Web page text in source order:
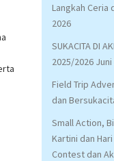
Langkah Ceria
2026
SUKACITA DI
2025/2026
Field Trip
dan
Small Action,
Kartini dan
Contest dan